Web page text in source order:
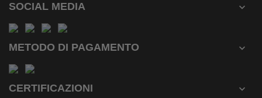
SOCIAL MEDIA 
METODO DI PAGAMENTO 
CERTIFICAZIONI 